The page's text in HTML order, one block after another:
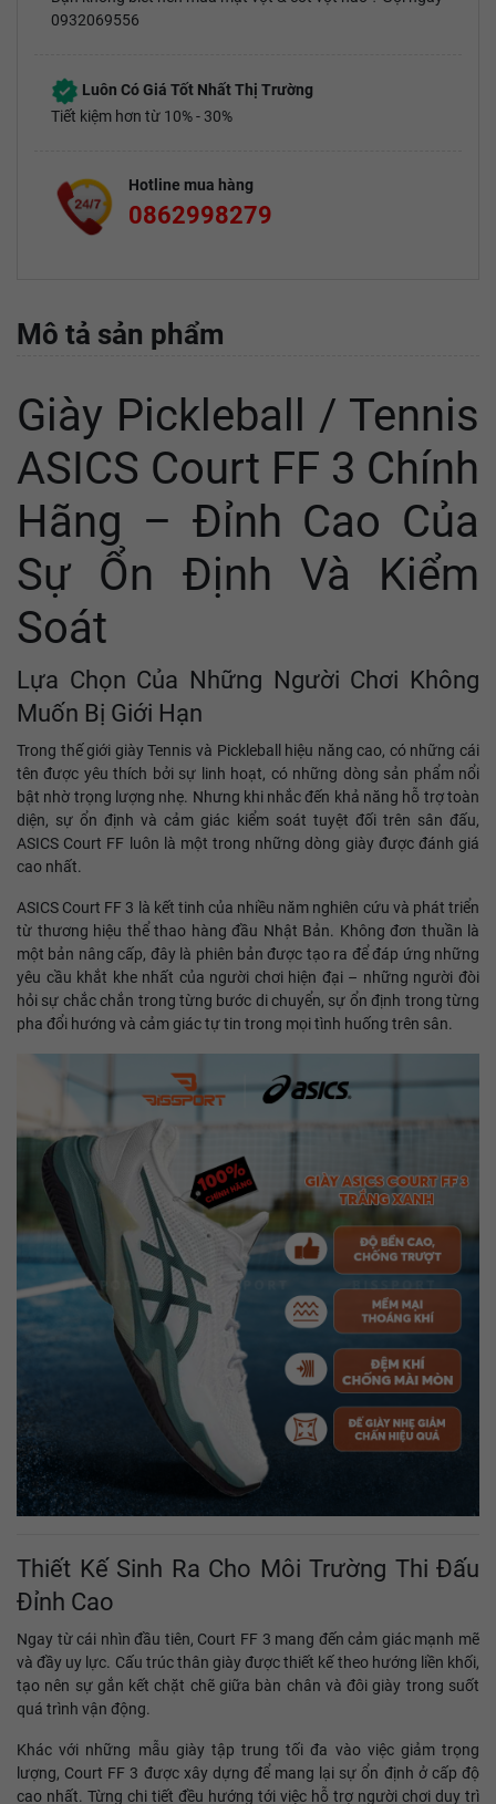
0932069556
Luôn Có Giá Tốt Nhất Thị Trường
Tiết kiệm hơn từ 10% - 30%
Hotline mua hàng
0862998279
Mô tả sản phẩm
Giày Pickleball / Tennis
ASICS Court FF 3 Chính
Hãng – Đỉnh Cao Của
Sự Ổn Định Và Kiểm
Soát
Lựa Chọn Của Những Người Chơi Không
Muốn Bị Giới Hạn
Trong thế giới giày Tennis và Pickleball hiệu năng cao, có những cái
tên được yêu thích bởi sự linh hoạt, có những dòng sản phẩm nổi
bật nhờ trọng lượng nhẹ. Nhưng khi nhắc đến khả năng hỗ trợ toàn
diện, sự ổn định và cảm giác kiểm soát tuyệt đối trên sân đấu,
ASICS Court FF luôn là một trong những dòng giày được đánh giá
cao nhất.
ASICS Court FF 3 là kết tinh của nhiều năm nghiên cứu và phát triển
từ thương hiệu thể thao hàng đầu Nhật Bản. Không đơn thuần là
một bản nâng cấp, đây là phiên bản được tạo ra để đáp ứng những
yêu cầu khắt khe nhất của người chơi hiện đại – những người đòi
hỏi sự chắc chắn trong từng bước di chuyển, sự ổn định trong từng
pha đổi hướng và cảm giác tự tin trong mọi tình huống trên sân.
Thiết Kế Sinh Ra Cho Môi Trường Thi Đấu
Đỉnh Cao
Ngay từ cái nhìn đầu tiên, Court FF 3 mang đến cảm giác mạnh mẽ
và đầy uy lực. Cấu trúc thân giày được thiết kế theo hướng liền khối,
tạo nên sự gắn kết chặt chẽ giữa bàn chân và đôi giày trong suốt
quá trình vận động.
Khác với những mẫu giày tập trung tối đa vào việc giảm trọng
lượng, Court FF 3 được xây dựng để mang lại sự ổn định ở cấp độ
cao nhất. Từng chi tiết đều hướng tới việc hỗ trợ người chơi duy trì